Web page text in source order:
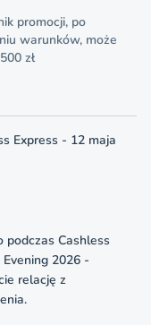
promocji, po
warunków, może
zł
Express - 12 maja
podczas Cashless
Evening 2026 -
relację z